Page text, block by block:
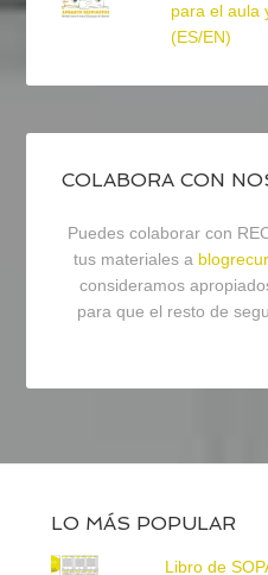
para el aula
(ES/EN)
COLABORA CON
Puedes colaborar con
tus materiales a
consideramos
para que el resto de
LO MÁS POPULAR
Libro de